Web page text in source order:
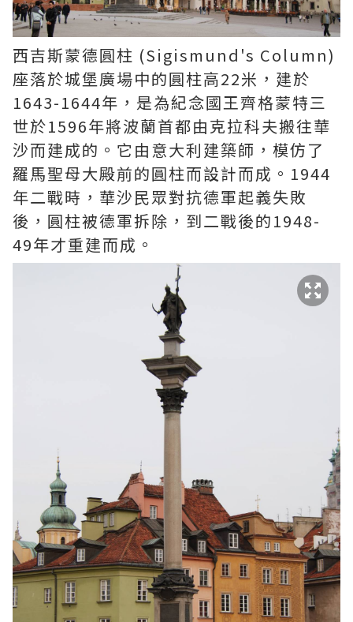
西吉斯蒙德圓柱 (Sigismund's Column)
座落於城堡廣場中的圓柱高22米，建於
1643-1644年，是為紀念國王齊格蒙特三
世於1596年將波蘭首都由克拉科夫搬往華
沙而建成的。它由意大利建築師，模仿了
羅馬聖母大殿前的圓柱而設計而成。1944
年二戰時，華沙民眾對抗德軍起義失敗
後，圓柱被德軍拆除，到二戰後的1948-
49年才重建而成。